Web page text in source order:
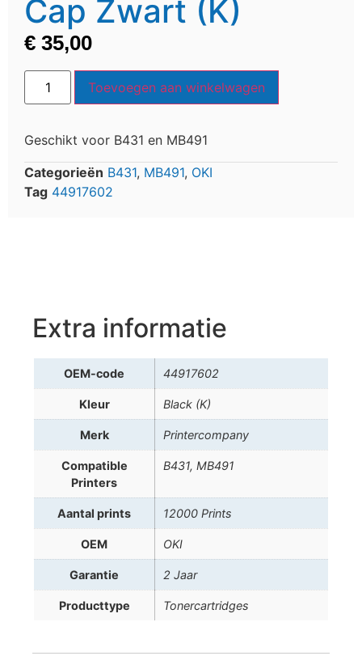
Cap Zwart (K)
€ 35,00
Toevoegen aan winkelwagen
Geschikt voor B431 en MB491
Categorieën B431, MB491, OKI
Tag 44917602
Extra informatie
OEM-code 44917602
Kleur Black (K)
Merk Printercompany
Compatible
Printers
B431, MB491
Aantal prints 12000 Prints
OEM OKI
Garantie 2 Jaar
Producttype Tonercartridges